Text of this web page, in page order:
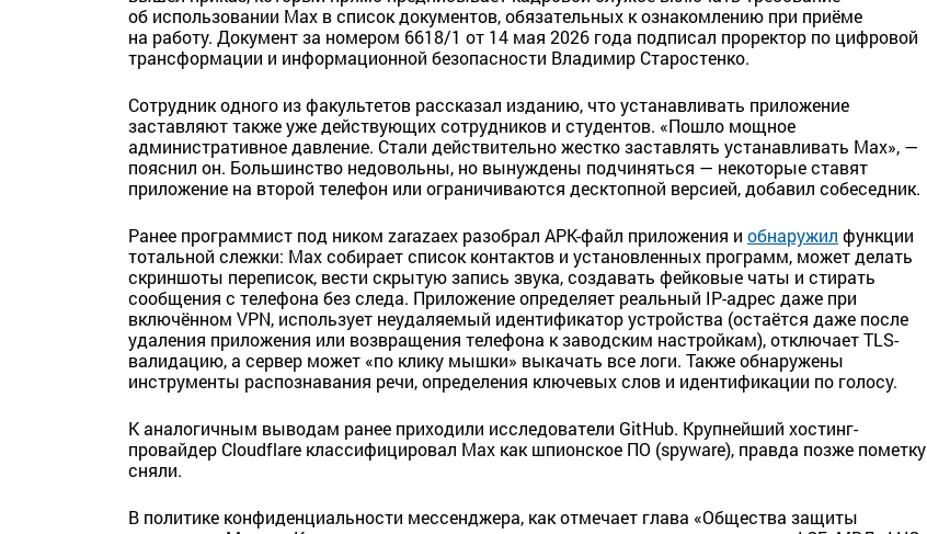
об использовании Max в список документов, обязательных к ознакомлению при приёме
на работу. Документ за номером 6618/1 от 14 мая 2026 года подписал проректор по цифровой
трансформации и информационной безопасности Владимир Старостенко.
Сотрудник одного из факультетов рассказал изданию, что устанавливать приложение
заставляют также уже действующих сотрудников и студентов. «Пошло мощное
административное давление. Стали действительно жестко заставлять устанавливать Max», —
пояснил он. Большинство недовольны, но вынуждены подчиняться — некоторые ставят
приложение на второй телефон или ограничиваются десктопной версией, добавил собеседник.
Ранее программист под ником zarazaex разобрал APK-файл приложения и обнаружил функции
тотальной слежки: Max собирает список контактов и установленных программ, может делать
скриншоты переписок, вести скрытую запись звука, создавать фейковые чаты и стирать
сообщения с телефона без следа. Приложение определяет реальный IP-адрес даже при
включённом VPN, использует неудаляемый идентификатор устройства (остаётся даже после
удаления приложения или возвращения телефона к заводским настройкам), отключает TLS-
валидацию, а сервер может «по клику мышки» выкачать все логи. Также обнаружены
инструменты распознавания речи, определения ключевых слов и идентификации по голосу.
К аналогичным выводам ранее приходили исследователи GitHub. Крупнейший хостинг-
провайдер Cloudflare классифицировал Max как шпионское ПО (spyware), правда позже пометку
сняли.
В политике конфиденциальности мессенджера, как отмечает глава «Общества защиты